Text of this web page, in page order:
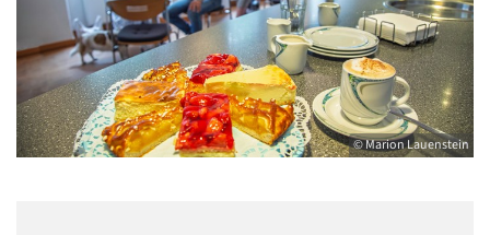
© Marion Lauenstein